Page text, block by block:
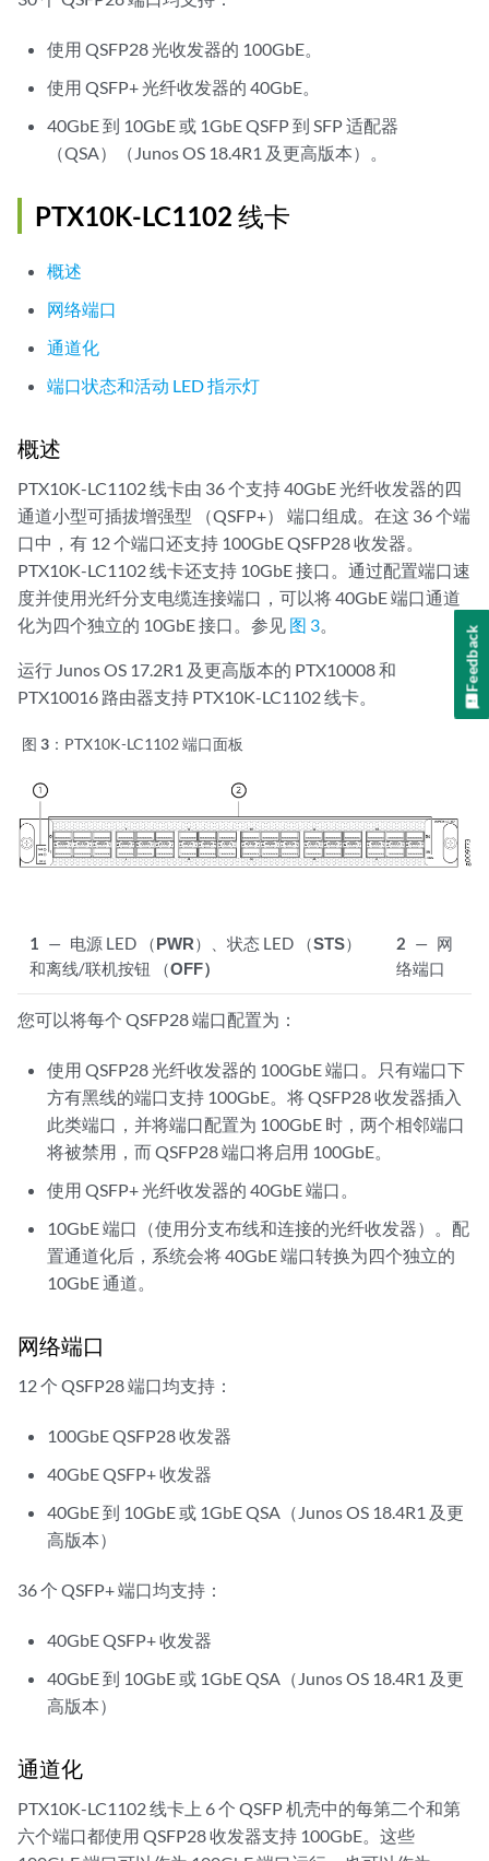
使用 QSFP28 光收发器的 100GbE。
使用 QSFP+ 光纤收发器的 40GbE。
40GbE 到 10GbE 或 1GbE QSFP 到 SFP 适配器
（QSA）（Junos OS 18.4R1 及更高版本）。
PTX10K-LC1102 线卡
概述
网络端口
通道化
端口状态和活动 LED 指示灯
概述
PTX10K-LC1102 线卡由 36 个支持 40GbE 光纤收发器的四
通道小型可插拔增强型 （QSFP+） 端口组成。在这 36 个端
口中，有 12 个端口还支持 100GbE QSFP28 收发器。
PTX10K-LC1102 线卡还支持 10GbE 接口。通过配置端口速
度并使用光纤分支电缆连接端口，可以将 40GbE 端口通道
化为四个独立的 10GbE 接口。参见 图 3
运行 Junos OS 17.2R1 及更高版本的 PTX10008 和
PTX10016 路由器支持 PTX10K-LC1102 线卡。
图 3： PTX10K-LC1102 端口面板
1 — 电源 LED （PWR）、状态 LED （STS）
和离线/联机按钮 （OFF）
2 — 网
络端口
您可以将每个 QSFP28 端口配置为：
使用 QSFP28 光纤收发器的 100GbE 端口。只有端口下
方有黑线的端口支持 100GbE。将 QSFP28 收发器插入
此类端口，并将端口配置为 100GbE 时，两个相邻端口
将被禁用，而 QSFP28 端口将启用 100GbE。
使用 QSFP+ 光纤收发器的 40GbE 端口。
10GbE 端口（使用分支布线和连接的光纤收发器）。配
置通道化后，系统会将 40GbE 端口转换为四个独立的
10GbE 通道。
网络端口
12 个 QSFP28 端口均支持：
100GbE QSFP28 收发器
40GbE QSFP+ 收发器
40GbE 到 10GbE 或 1GbE QSA（Junos OS 18.4R1 及更
高版本）
36 个 QSFP+ 端口均支持：
40GbE QSFP+ 收发器
40GbE 到 10GbE 或 1GbE QSA（Junos OS 18.4R1 及更
高版本）
通道化
PTX10K-LC1102 线卡上 6 个 QSFP 机壳中的每第二个和第
六个端口都使用 QSFP28 收发器支持 100GbE。这些
Feedback